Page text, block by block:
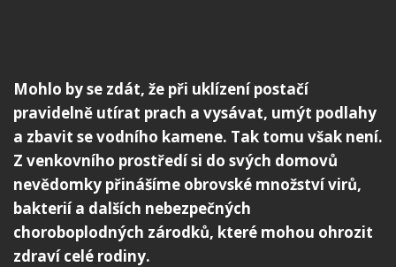
Mohlo by se zdát, že při uklízení postačí
pravidelně utírat prach a vysávat, umýt podlahy
a zbavit se vodního kamene. Tak tomu však není.
Z venkovního prostředí si do svých domovů
nevědomky přinášíme obrovské množství virů,
bakterií a dalších nebezpečných
choroboplodných zárodků, které mohou ohrozit
zdraví celé rodiny.